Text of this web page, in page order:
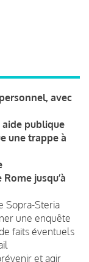
avec
publique
une trappe à
jusqu’à
Sopra-Steria
une enquête
faits éventuels
et agir